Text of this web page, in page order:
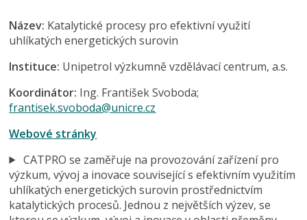
Název: Katalytické procesy pro efektivní využití
uhlíkatých energetických surovin
Instituce: Unipetrol výzkumně vzdělávací centrum, a.s.
Koordinátor: Ing. František Svoboda;
frantisek.svoboda@unicre.cz
Webové stránky
CATPRO se zaměřuje na provozování zařízení pro
výzkum, vývoj a inovace související s efektivním využitím
uhlíkatých energetických surovin prostřednictvím
katalytických procesů. Jednou z největších výzev, se